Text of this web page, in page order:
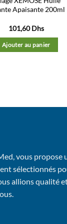
Apaisante 200ml
101,60Dhs
Ajouter au panier
vous propose
sélectionnés
allions qualité